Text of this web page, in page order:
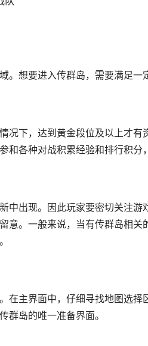
想要进入传群岛，需要满足一
况下，达到黄金段位及以上才有
各种对战积累经验和排行积分
中出现。因此玩家要密切关注游
意。一般来说，当有传群岛相关
在主界面中，仔细寻找地图选择
群岛的唯一准备界面。